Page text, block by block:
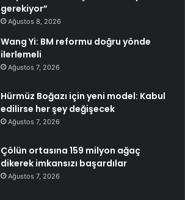
gerekiyor”
Ağustos 8, 2026
Wang Yi: BM reformu doğru yönde
ilerlemeli
Ağustos 7, 2026
Hürmüz Boğazı için yeni model: Kabul
edilirse her şey değişecek
Ağustos 7, 2026
Çölün ortasına 159 milyon ağaç
dikerek imkansızı başardılar
Ağustos 7, 2026